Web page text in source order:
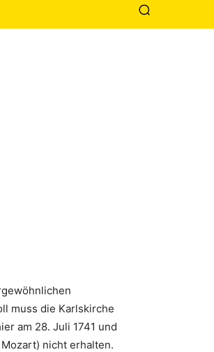
muss die Karlskirche
am 28. Juli 1741 und
nicht erhalten.